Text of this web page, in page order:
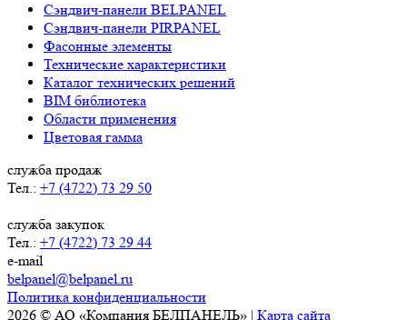
Сэндвич-панели BELPANEL
Сэндвич-панели PIRPANEL
Фасонные элементы
Технические характеристики
Каталог технических решений
BIM библиотека
Области применения
Цветовая гамма
служба продаж
Тел.: +7 (4722) 73 29 50
служба закупок
Тел.: +7 (4722) 73 29 44
e-mail
belpanel@belpanel.ru
Политика конфиденциальности
2026 © АО «Компания БЕЛПАНЕЛЬ» | Карта сайта